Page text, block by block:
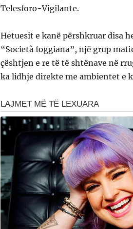
Telesforo-Vigilante.
Hetuesit e kanë përshkruar disa
“Società foggiana”, një grup
çështjen e re të të shtënave në
ka lidhje direkte me ambientet e